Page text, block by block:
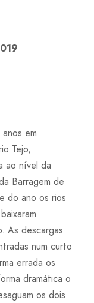
em
Tejo,
ao nível da
Barragem de
do ano os rios
As descargas
num curto
errada os
dramática o
os dois